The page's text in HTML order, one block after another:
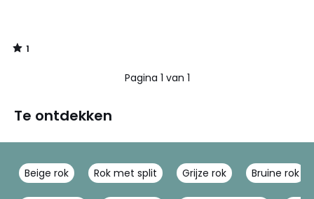
1
/
Pagina 1 van 1
Te ontdekken
Beige rok Rok met split Grijze rok Bruine rok